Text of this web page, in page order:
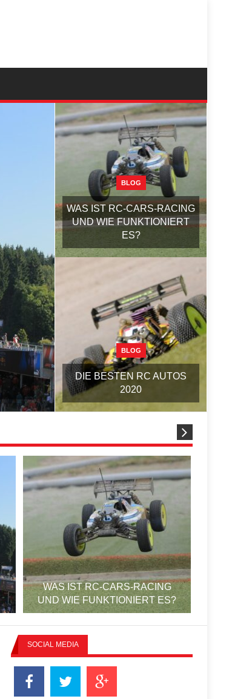
BLOG
WAS IST RC-CARS-RACING
UND WIE FUNKTIONIERT
ES?
BLOG
DIE BESTEN RC AUTOS
2020
WAS IST RC-CARS-RACING
UND WIE FUNKTIONIERT ES?
SOCIAL MEDIA